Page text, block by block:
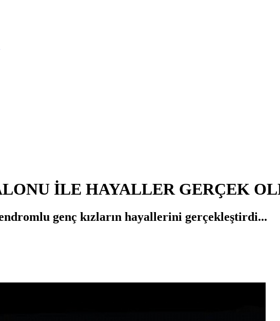
İLE HAYALLER GERÇEK
genç kızların hayallerini gerçekleştirdi...